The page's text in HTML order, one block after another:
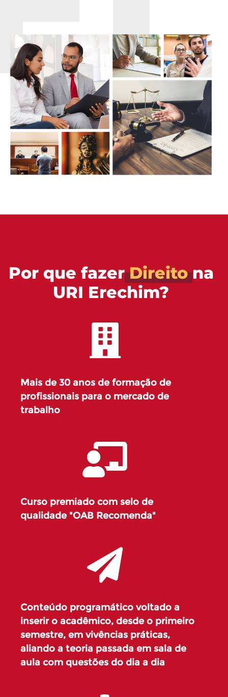
Por que fazerDireitona
URI Erechim?
Mais de 30 anos de formação de
profissionais para o mercado de
trabalho
Curso premiado com selo de
qualidade "OAB Recomenda"
Conteúdo programático voltado a
inserir o acadêmico, desde o primeiro
semestre, em vivências práticas,
aliando a teoria passada em sala de
aula com questões do dia a dia